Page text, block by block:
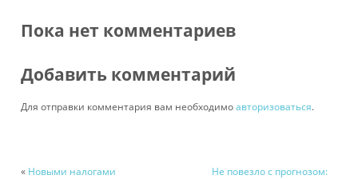
Пока нет комментариев
Добавить комментарий
Для отправки комментария вам необходимоавторизоваться.
« Новыми налогами
Не повезло с прогнозом: